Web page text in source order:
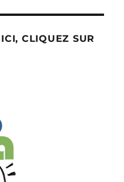
CLIQUEZ SUR